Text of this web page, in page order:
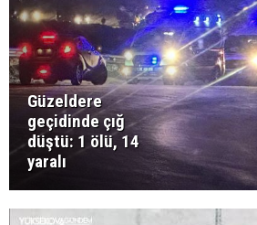
Güzeldere
geçidinde çığ
düştü: 1 ölü, 14
yaralı